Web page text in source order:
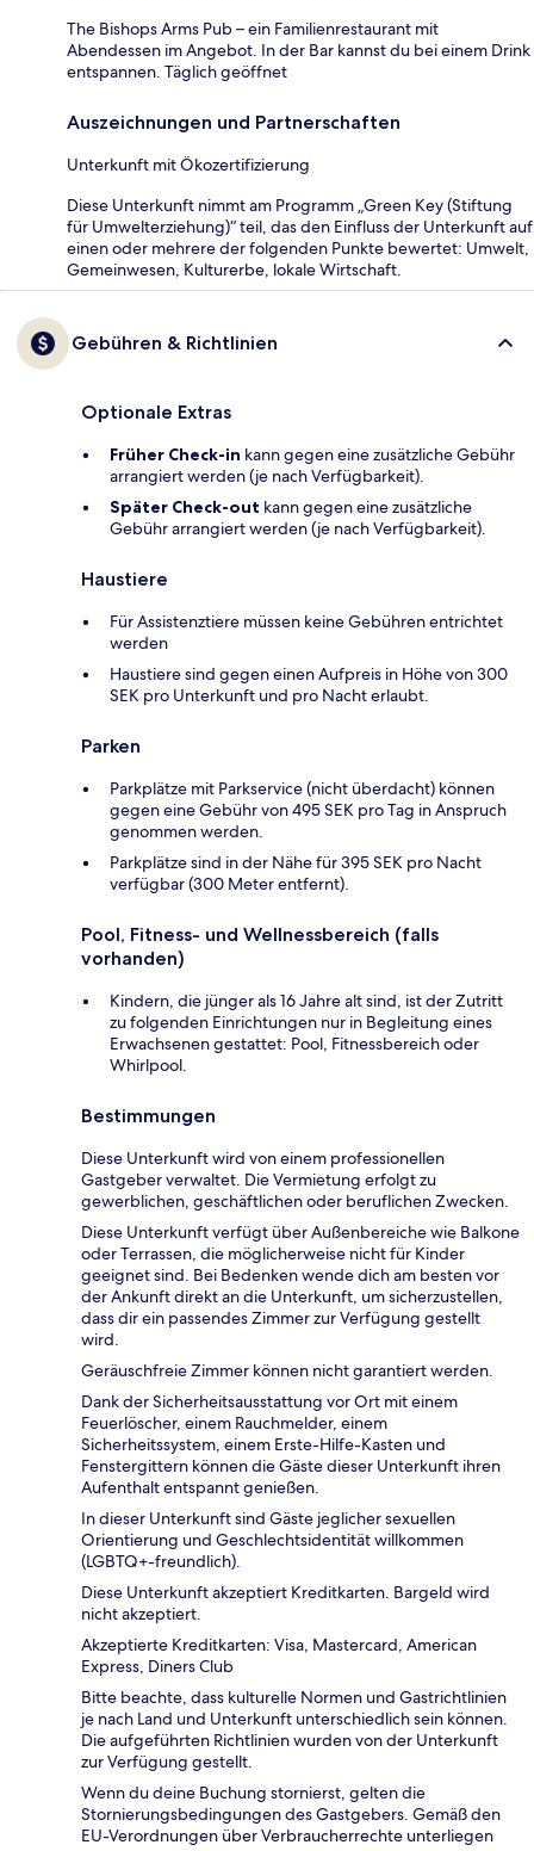
The Bishops Arms Pub – ein Familienrestaurant mit
Abendessen im Angebot. In der Bar kannst du bei einem Drink
entspannen. Täglich geöffnet
Auszeichnungen und Partnerschaften
Unterkunft mit Ökozertifizierung
Diese Unterkunft nimmt am Programm „Green Key (Stiftung
für Umwelterziehung)“ teil, das den Einfluss der Unterkunft auf
einen oder mehrere der folgenden Punkte bewertet: Umwelt,
Gemeinwesen, Kulturerbe, lokale Wirtschaft.
Gebühren & Richtlinien
Optionale Extras
Früher Check-in kann gegen eine zusätzliche Gebühr
arrangiert werden (je nach Verfügbarkeit).
Später Check-out kann gegen eine zusätzliche
Gebühr arrangiert werden (je nach Verfügbarkeit).
Haustiere
Für Assistenztiere müssen keine Gebühren entrichtet
werden
Haustiere sind gegen einen Aufpreis in Höhe von 300
SEK pro Unterkunft und pro Nacht erlaubt.
Parken
Parkplätze mit Parkservice (nicht überdacht) können
gegen eine Gebühr von 495 SEK pro Tag in Anspruch
genommen werden.
Parkplätze sind in der Nähe für 395 SEK pro Nacht
verfügbar (300 Meter entfernt).
Pool, Fitness- und Wellnessbereich (falls
vorhanden)
Kindern, die jünger als 16 Jahre alt sind, ist der Zutritt
zu folgenden Einrichtungen nur in Begleitung eines
Erwachsenen gestattet: Pool, Fitnessbereich oder
Whirlpool.
Bestimmungen
Diese Unterkunft wird von einem professionellen
Gastgeber verwaltet. Die Vermietung erfolgt zu
gewerblichen, geschäftlichen oder beruflichen Zwecken.
Diese Unterkunft verfügt über Außenbereiche wie Balkone
oder Terrassen, die möglicherweise nicht für Kinder
geeignet sind. Bei Bedenken wende dich am besten vor
der Ankunft direkt an die Unterkunft, um sicherzustellen,
dass dir ein passendes Zimmer zur Verfügung gestellt
wird.
Geräuschfreie Zimmer können nicht garantiert werden.
Dank der Sicherheitsausstattung vor Ort mit einem
Feuerlöscher, einem Rauchmelder, einem
Sicherheitssystem, einem Erste-Hilfe-Kasten und
Fenstergittern können die Gäste dieser Unterkunft ihren
Aufenthalt entspannt genießen.
In dieser Unterkunft sind Gäste jeglicher sexuellen
Orientierung und Geschlechtsidentität willkommen
(LGBTQ+-freundlich).
Diese Unterkunft akzeptiert Kreditkarten. Bargeld wird
nicht akzeptiert.
Akzeptierte Kreditkarten: Visa, Mastercard, American
Express, Diners Club
Bitte beachte, dass kulturelle Normen und Gastrichtlinien
je nach Land und Unterkunft unterschiedlich sein können.
Die aufgeführten Richtlinien wurden von der Unterkunft
zur Verfügung gestellt.
Wenn du deine Buchung stornierst, gelten die
Stornierungsbedingungen des Gastgebers. Gemäß den
EU-Verordnungen über Verbraucherrechte unterliegen